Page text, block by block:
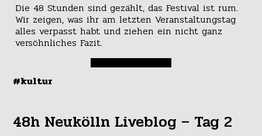
Die 48 Stunden sind gezählt, das Festival ist rum.
Wir zeigen, was ihr am letzten Veranstaltungstag
alles verpasst habt und ziehen ein nicht ganz
versöhnliches Fazit.
#kultur
48h Neukölln Liveblog – Tag 2